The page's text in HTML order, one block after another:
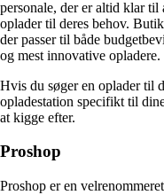
personale, der er altid klar
oplader til deres behov.
der passer til både
og mest innovative opladere.
Hvis du søger en oplader til
opladestation specifikt til
at kigge efter.
Proshop
Proshop er en